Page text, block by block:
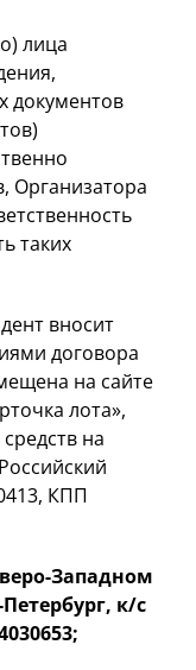
лица
документов
Организатора
таких
вносит
договора
на сайте
лота»,
на
КПП
Западном
к/с